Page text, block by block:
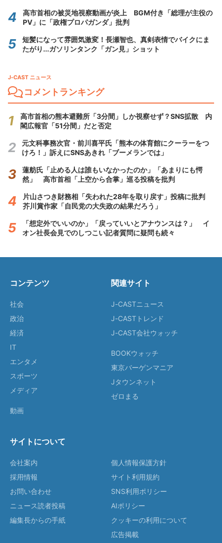
高市首相の被災地視察動画が炎上 BGM付き「総理が主役の
PV」に「政権プロパガンダ」批判
短髪になって雰囲気激変！長瀬智也、真剣表情でバイクにま
たがり...ガソリンタンク「ガン見」ショット
J-CAST ニュース
コメントランキング
高市首相の熊本避難所「3分間」しか視察せず？SNS拡散 内
閣広報官「51分間」だと否定
元文科事務次官・前川喜平氏「熊本の体育館にクーラーをつ
けろ！」訴えにSNSあきれ「ブーメランでは」
蓮舫氏「止める人は誰もいなかったのか」「あまりにも愕
然」 高市首相「上空から合掌」巡る投稿を批判
片山さつき財務相「失われた28年を取り戻す」投稿に批判
芥川賞作家「自民党の大失政の結果だろう」
「想定外でいいのか」「戻っていいとアナウンスは？」 イ
オン社長会見でのしつこい記者質問に疑問も続々
コンテンツ
社会
政治
経済
IT
エンタメ
スポーツ
メディア
動画
関連サイト
J-CASTニュース
J-CASTトレンド
J-CAST会社ウォッチ
BOOKウォッチ
東京バーゲンマニア
Jタウンネット
ゼロまる
サイトについて
会社案内
採用情報
お問い合わせ
ニュース読者投稿
編集長からの手紙
個人情報保護方針
サイト利用規約
SNS利用ポリシー
AIポリシー
クッキーの利用について
広告掲載